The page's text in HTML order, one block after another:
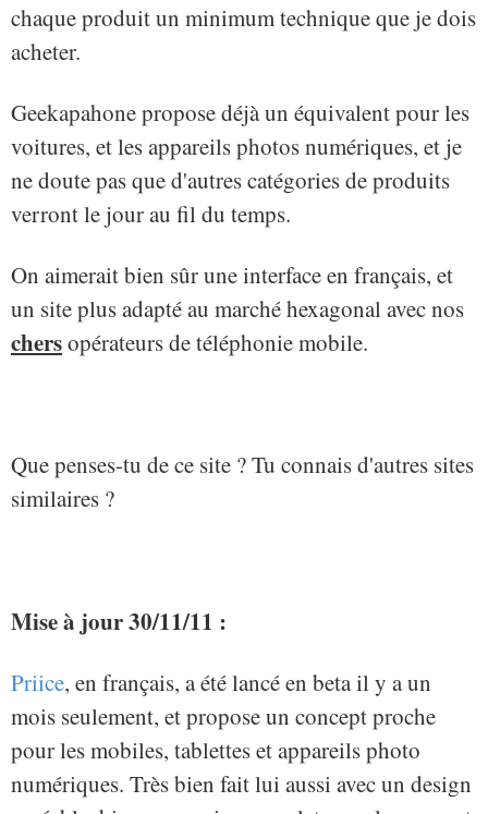
chaque produit un minimum technique que je dois
acheter.
Geekapahone propose déjà un équivalent pour les
voitures, et les appareils photos numériques, et je
ne doute pas que d'autres catégories de produits
verront le jour au fil du temps.
On aimerait bien sûr une interface en français, et
un site plus adapté au marché hexagonal avec nos
chersopérateurs de téléphonie mobile.
Que penses-tu de ce site ? Tu connais d'autres sites
similaires ?
Mise à jour 30/11/11 :
Priice, en français, a été lancé en beta il y a un
mois seulement, et propose un concept proche
pour les mobiles, tablettes et appareils photo
numériques. Très bien fait lui aussi avec un design